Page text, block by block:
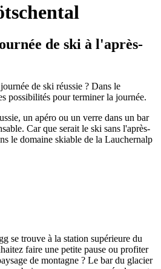
de ski à l'après-
de ski réussie ? Dans le
possibilités pour terminer la journée.
un apéro ou un verre dans un bar
Car que serait le ski sans l'après-
le domaine skiable de la Lauchernalp
se trouve à la station supérieure du
faire une petite pause ou profiter
de montagne ? Le bar du glacier